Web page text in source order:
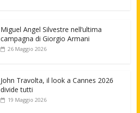
Miguel Angel Silvestre nell’ultima
campagna di Giorgio Armani
26 Maggio 2026
John Travolta, il look a Cannes 2026
divide tutti
19 Maggio 2026